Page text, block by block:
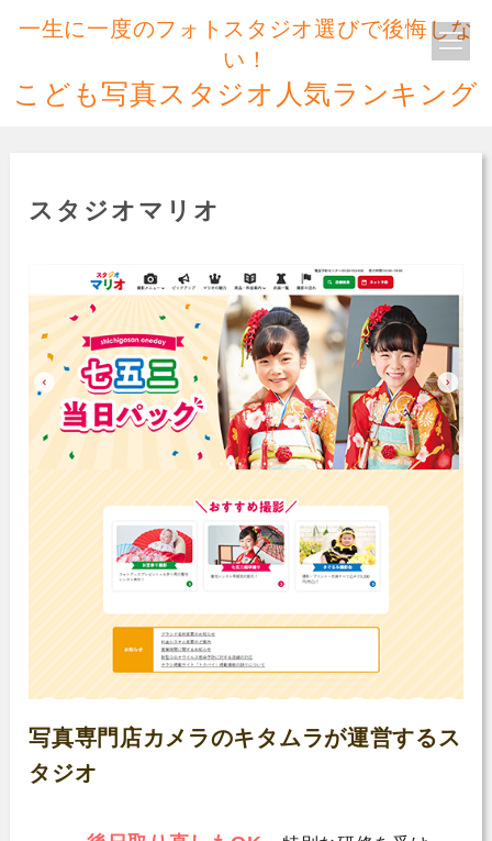
一生に一度のフォトスタジオ選びで後悔しな
い！
こども写真スタジオ人気ランキング
スタジオマリオ
写真専門店カメラのキタムラが運営するス
タジオ